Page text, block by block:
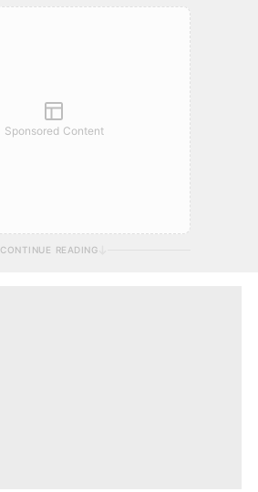
Sponsored Content
CONTINUE READING